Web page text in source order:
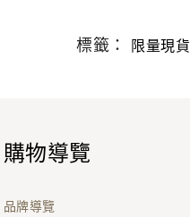
標籤： 限量現貨
購物導覽
品牌導覽